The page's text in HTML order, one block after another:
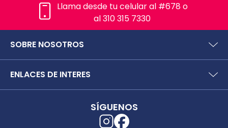
Llama desde tu celular al #678 o
al 310 315 7330
SOBRE NOSOTROS
Preguntas frecuentes
Políticas y términos de uso
Términos y condiciones puntos saludables
ENLACES DE INTERES
SÍGUENOS